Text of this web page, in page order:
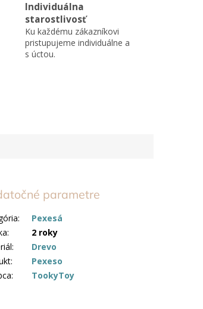
Individuálna
starostlivosť
Ku každému zákazníkovi
pristupujeme individuálne a
s úctou.
parametre
:
Pexesá
:
2 roky
:
Drevo
:
Pexeso
: TookyToy